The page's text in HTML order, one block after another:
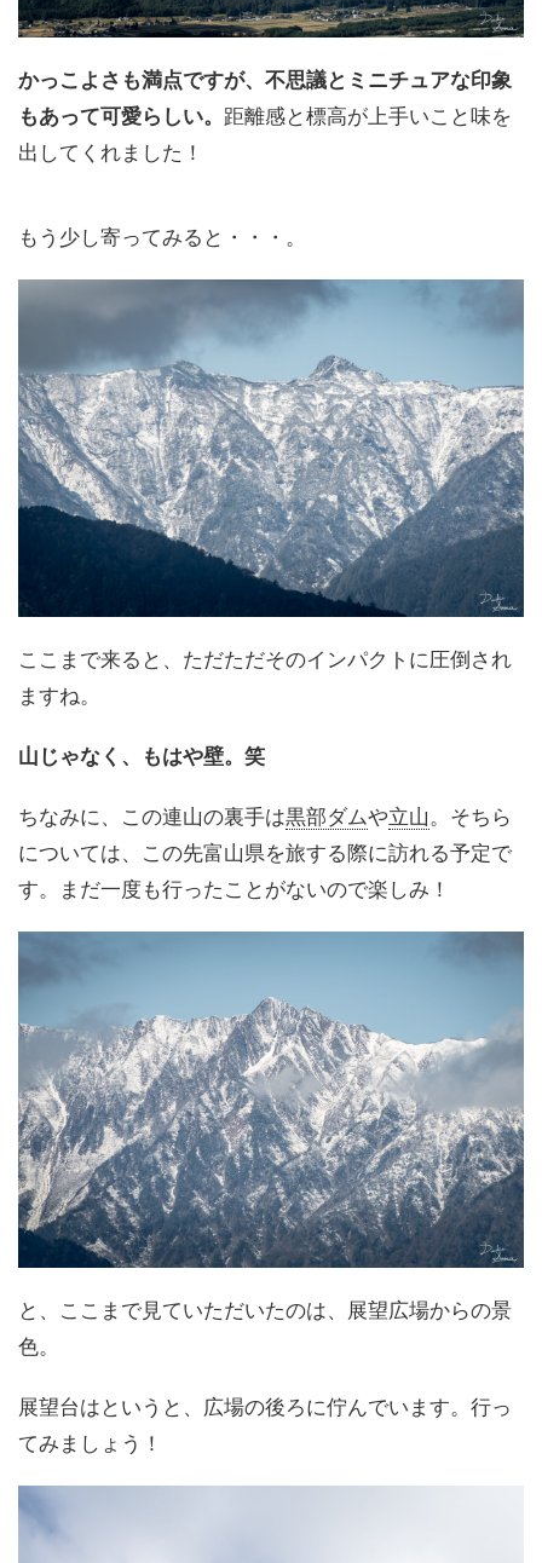
かっこよさも満点ですが、不思議とミニチュアな印象
もあって可愛らしい。 距離感と標高が上手いこと味を
出してくれました！
もう少し寄ってみると・・・。
ここまで来ると、ただただそのインパクトに圧倒され
ますね。
山じゃなく、もはや壁。笑
ちなみに、この連山の裏手は黒部ダムや立山 。そちら
については、この先富山県を旅する際に訪れる予定で
す。まだ一度も行ったことがないので楽しみ！
と、ここまで見ていただいたのは、展望広場からの景
色。
展望台はというと、広場の後ろに佇んでいます。行っ
てみましょう！